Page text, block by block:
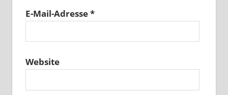
E-Mail-Adresse*
Website